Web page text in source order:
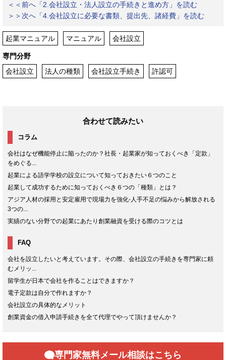
＜＜前へ「2.会社設立・法人設立の手続きと進め方」を読む
＞＞次へ「4.会社設立に必要な書類、提出先、諸経費」を読む
起業マニュアル マニュアル 会社設立
専門分野
会社設立
法人の種類 会社設立手続き 許認可
合わせて読みたい
コラム
会社はなぜ機能停止に陥ったのか？社長・起業家が知っておくべき「定款」
をめぐる...
起業による語学学校の設立について知っておきたい６つのこと
起業して成功するために知っておくべき６つの「種類」とは？
アジア人材の採用と安定雇用で現場力を強化-人手不足の悩みから解放される
3つの...
実績のない分野での起業にあたり創業融資を受ける際のコツとは
FAQ
会社を設立したいと考えています。その際、会社設立の手続きを専門家に頼
むメリッ...
留学生が日本で会社を作ることはできますか？
電子定款は自分で作れますか？
会社設立の具体的なメリット
創業資金の借入申請手続きを全て代理でやって頂けませんか？
専門家無料メール相談はこちら